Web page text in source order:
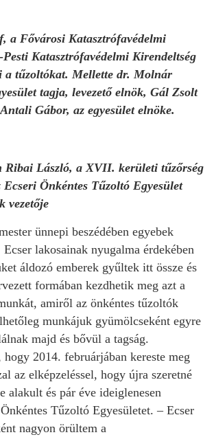
a Fővárosi Katasztrófavédelmi
Katasztrófavédelmi Kirendeltség
a tűzoltókat. Mellette dr. Molnár
tagja, levezető elnök, Gál Zsolt
Gábor, az egyesület elnöke.
Ribai László, a XVII. kerületi tűzőrség
Önkéntes Tűzoltó Egyesület
vezetője
ünnepi beszédében egyebek
lakosainak nyugalma érdekében
áldozó emberek gyűltek itt össze és
formában kezdhetik meg azt a
amiről az önkéntes tűzoltók
munkájuk gyümölcseként egyre
majd és bővül a tagság.
2014. februárjában kereste meg
az elképzeléssel, hogy újra szeretné
alakult és pár éve ideiglenesen
Tűzoltó Egyesületet. – Ecser
nagyon örültem a